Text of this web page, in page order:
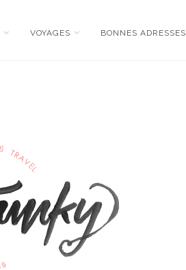
VOYAGES BONNES ADRESSES